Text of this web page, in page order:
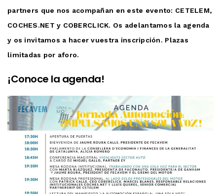
partners que nos acompañan en este evento: CETELEM,
COCHES.NET y COBERCLICK. Os adelantamos la agenda
y os invitamos a hacer vuestra inscripción. Plazas
limitadas por aforo.
¡Conoce la agenda!